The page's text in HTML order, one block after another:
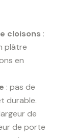
cloisons :
plâtre
en
: pas de
durable.
de
de porte